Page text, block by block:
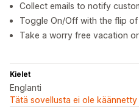
Collect emails to notify
Toggle On/Off with the flip
Take a worry free vacation
Kielet
Englanti
Tätä sovellusta ei ole käännetty